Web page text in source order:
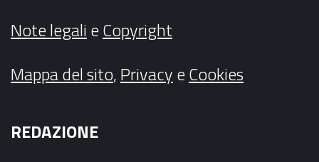
Note legalieCopyright
Mappa del sito,PrivacyeCookies
REDAZIONE